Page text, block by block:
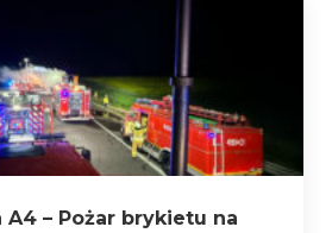
A4 – Pożar brykietu na